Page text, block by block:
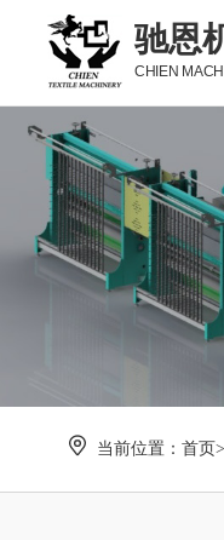
驰恩
CHIEN
当前位置： 首页>